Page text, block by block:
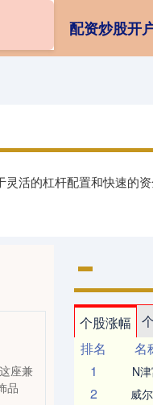
配资炒股开
活的杠杆配置和快速的
座兼
品
个股涨幅
排名
名
1
N
2 威